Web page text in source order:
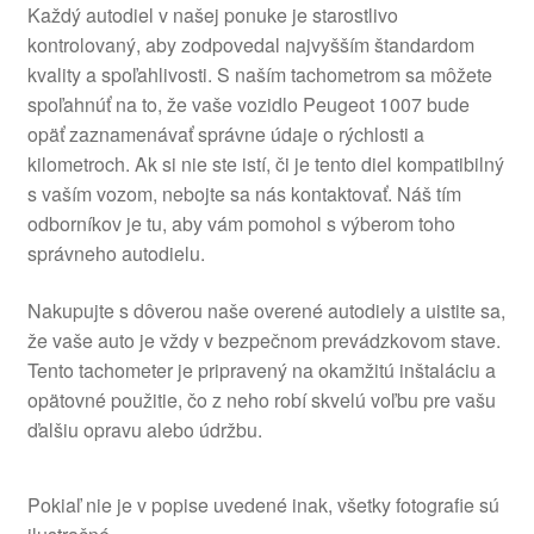
Každý autodiel v našej ponuke je starostlivo
kontrolovaný, aby zodpovedal najvyšším štandardom
kvality a spoľahlivosti. S naším tachometrom sa môžete
spoľahnúť na to, že vaše vozidlo Peugeot 1007 bude
opäť zaznamenávať správne údaje o rýchlosti a
kilometroch. Ak si nie ste istí, či je tento diel kompatibilný
s vaším vozom, nebojte sa nás kontaktovať. Náš tím
odborníkov je tu, aby vám pomohol s výberom toho
správneho autodielu.
Nakupujte s dôverou naše overené autodiely a uistite sa,
že vaše auto je vždy v bezpečnom prevádzkovom stave.
Tento tachometer je pripravený na okamžitú inštaláciu a
opätovné použitie, čo z neho robí skvelú voľbu pre vašu
ďalšiu opravu alebo údržbu.
Pokiaľ nie je v popise uvedené inak, všetky fotografie sú